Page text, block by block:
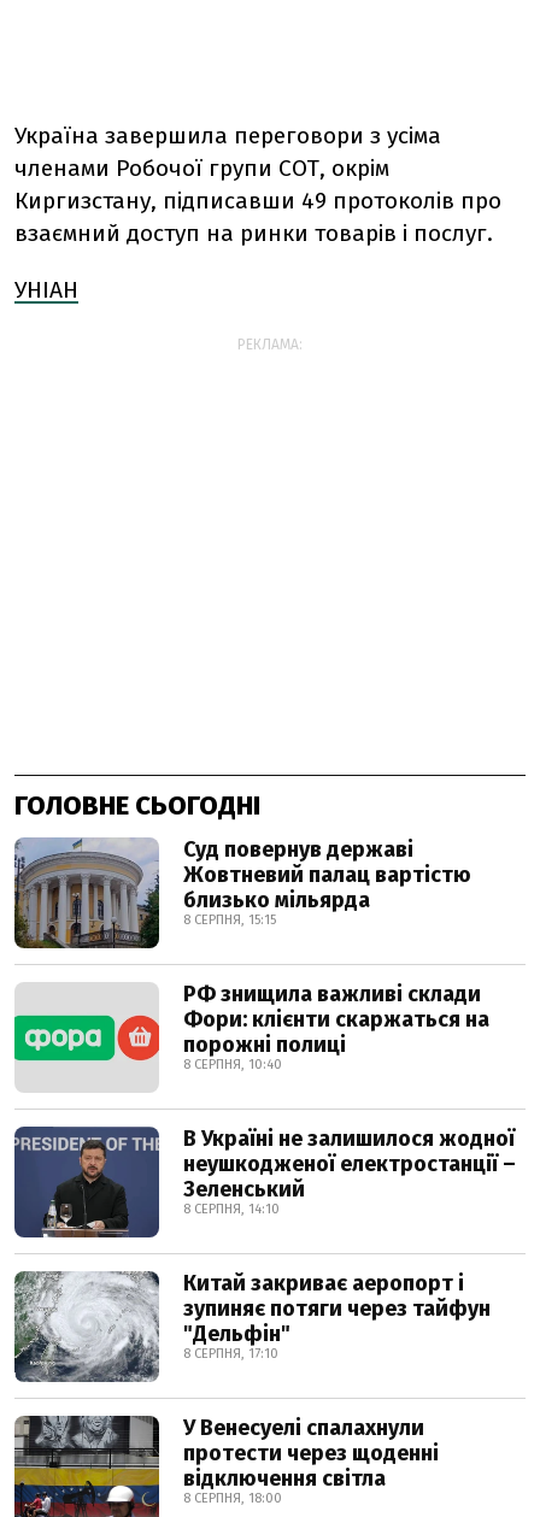
Україна завершила переговори з усіма
членами Робочої групи СОТ, окрім
Киргизстану, підписавши 49 протоколів про
взаємний доступ на ринки товарів і послуг.
УНІАН
РЕКЛАМА:
ГОЛОВНЕ СЬОГОДНІ
Суд повернув державі
Жовтневий палац вартістю
близько мільярда
8 СЕРПНЯ, 15:15
РФ знищила важливі склади
Фори: клієнти скаржаться на
порожні полиці
8 СЕРПНЯ, 10:40
В Україні не залишилося жодної
неушкодженої електростанції –
Зеленський
8 СЕРПНЯ, 14:10
Китай закриває аеропорт і
зупиняє потяги через тайфун
"Дельфін"
8 СЕРПНЯ, 17:10
У Венесуелі спалахнули
протести через щоденні
відключення світла
8 СЕРПНЯ, 18:00